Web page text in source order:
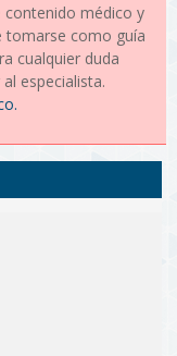
contenido médico y
tomarse como guía
cualquier duda
especialista.